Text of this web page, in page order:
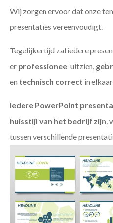
Wij zorgen ervoor dat onze
presentaties vereenvoudigt.
Tegelijkertijd zal iedere
er professioneel uitzien,
en technisch correct in
Iedere PowerPoint
huisstijl van het bedrijf zijn,
tussen verschillende